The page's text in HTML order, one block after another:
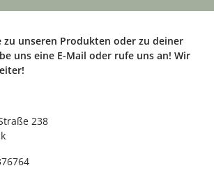
zu unseren Produkten oder zu deiner
uns eine E-Mail oder rufe uns an! Wir
238